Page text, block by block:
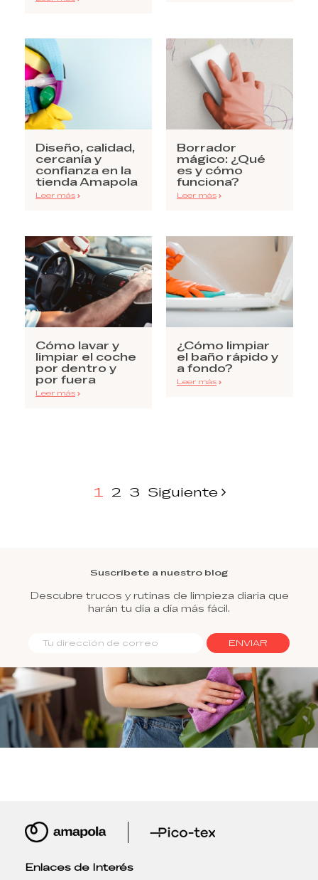
Diseño, calidad,
cercanía y
confianza en la
tienda Amapola
Leer más
Borrador
mágico: ¿Qué
es y cómo
funciona?
Leer más
Cómo lavar y
limpiar el coche
por dentro y
por fuera
Leer más
¿Cómo limpiar
el baño rápido y
a fondo?
Leer más
1 2 3 Siguiente
Suscríbete a nuestro blog
Descubre trucos y rutinas de limpieza diaria que
harán tu día a día más fácil.
ENVIAR
Enlaces de Interés